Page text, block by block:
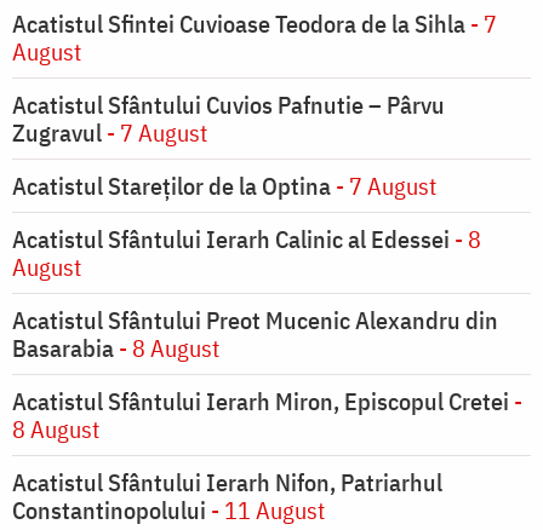
Acatistul Sfintei Cuvioase Teodora de la Sihla- 7
August
Acatistul Sfântului Cuvios Pafnutie – Pârvu
Zugravul- 7 August
Acatistul Stareţilor de la Optina- 7 August
Acatistul Sfântului Ierarh Calinic al Edessei - 8
August
Acatistul Sfântului Preot Mucenic Alexandru din
Basarabia- 8 August
Acatistul Sfântului Ierarh Miron, Episcopul Cretei -
8 August
Acatistul Sfântului Ierarh Nifon, Patriarhul
Constantinopolului - 11 August